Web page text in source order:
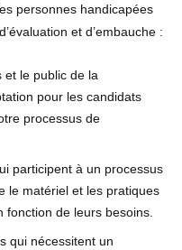
personnes handicapées
et d’embauche :
et le public de la
pour les candidats
processus de
participent à un processus
le matériel et les pratiques
de leurs besoins.
qui nécessitent un